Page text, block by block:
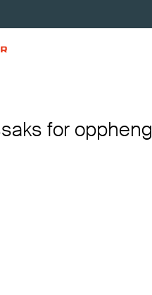
for oppheng